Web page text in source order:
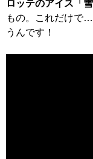
ロッテのアイス「
もの。これだけで
うんです！